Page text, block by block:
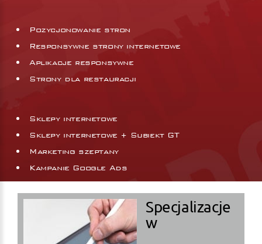
Pozycjonowanie stron
Responsywne strony internetowe
Aplikacje responsywne
Strony dla restauracji
Sklepy internetowe
Sklepy internetowe + Subiekt GT
Marketing szeptany
Kampanie Google Ads
Specjalizacje
w